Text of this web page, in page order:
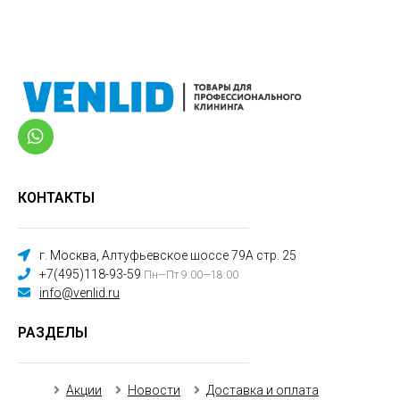
КОНТАКТЫ
г. Москва, Алтуфьевское шоссе 79А стр. 25
+7(495)118-93-59 Пн—Пт 9:00—18:00
info@venlid.ru
РАЗДЕЛЫ
Акции Новости Доставка и оплата